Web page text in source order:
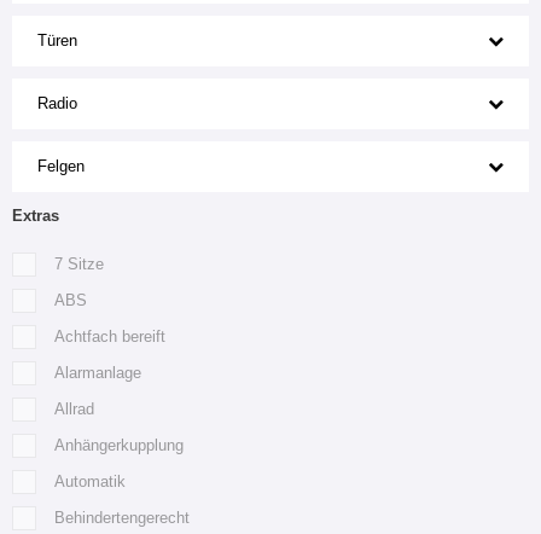
Türen
Radio
Felgen
Extras
7 Sitze
ABS
Achtfach bereift
Alarmanlage
Allrad
Anhängerkupplung
Automatik
Behindertengerecht